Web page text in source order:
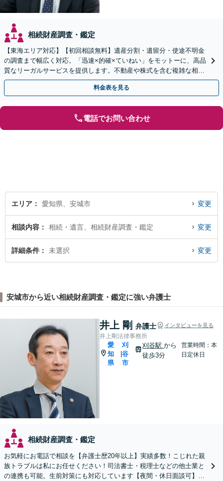
相続財産調査・鑑定
【東海エリア対応】【初回相談無料】遺産分割・遺留分・使途不明金
の調査まで幅広く対応。「迅速×的確×ていねい」をモットーに、高品
質なリーガルサービスを提供します。不動産や株式を含む複雑な相続
もお任せください【休日・夜間対応OK】
料金表を見る
電話でお問い合わせ
エリア 愛知県、安城市 変更
相談内容 相続・遺言、相続財産調査・鑑定 変更
詳細条件 未選択 変更
安城市から近い相続財産調査・鑑定に強い弁護士
井上 剛 弁護士 インタビューを見る
井上剛法律事務所
愛
知
県
刈
谷
市
刈谷駅から
徒歩3分
営業時間：本
日定休日
相続財産調査・鑑定
お気軽にお電話で相談を【弁護士歴20年以上】実績多数！こじれた親
族トラブルは私にお任せください！司法書士・税理士などの他士業と
の連携も可能。生前対策にも対応しています【夜間・休日面談可】